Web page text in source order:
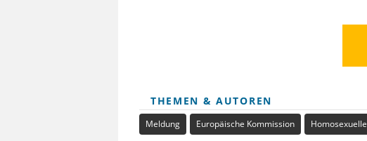
THEMEN & AUTOREN
Meldung Europäische Kommission Homosexuelle